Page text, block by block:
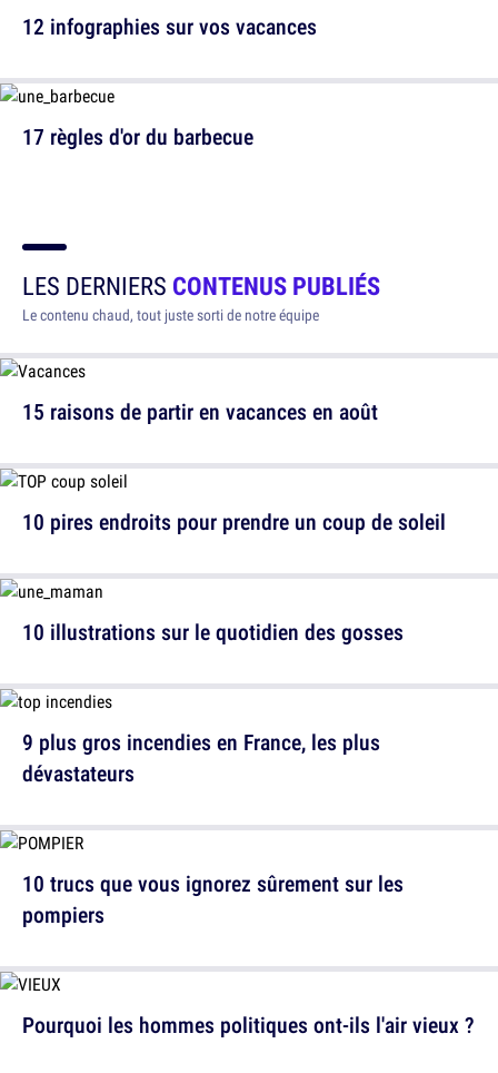
17 règles d'or du barbecue
12 infographies sur vos vacances
LES DERNIERS CONTENUS PUBLIÉS
Le contenu chaud, tout juste sorti de notre équipe
15 raisons de partir en vacances en août
10 illustrations sur le quotidien des gosses
10 trucs que vous ignorez sûrement sur les
pompiers
10 pires endroits pour prendre un coup de soleil
9 plus gros incendies en France, les plus
dévastateurs
Pourquoi les hommes politiques ont-ils l'air vieux ?